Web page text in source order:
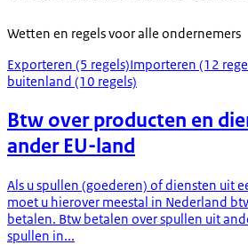
Wetten en regels voor alle ondernemers
Exporteren (5 regels)Importeren (12
buitenland (10 regels)
Btw over producten en
ander EU-land
Als u spullen (goederen) of diensten uit
moet u hierover meestal in Nederland
betalen. Btw betalen over spullen uit
spullen in...